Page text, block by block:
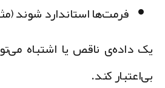
فرمت‌ها استاندارد شوند (مثلاً
داده‌ی ناقص یا اشتباه
کند.